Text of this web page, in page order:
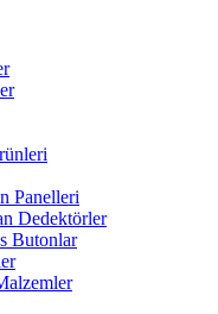
Panelleri
Dedektörler
Butonlar